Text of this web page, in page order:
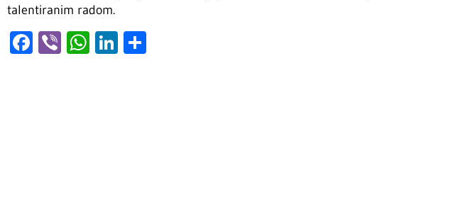
talentiranim radom.
Facebook
ViberWhatsApp
LinkedIn